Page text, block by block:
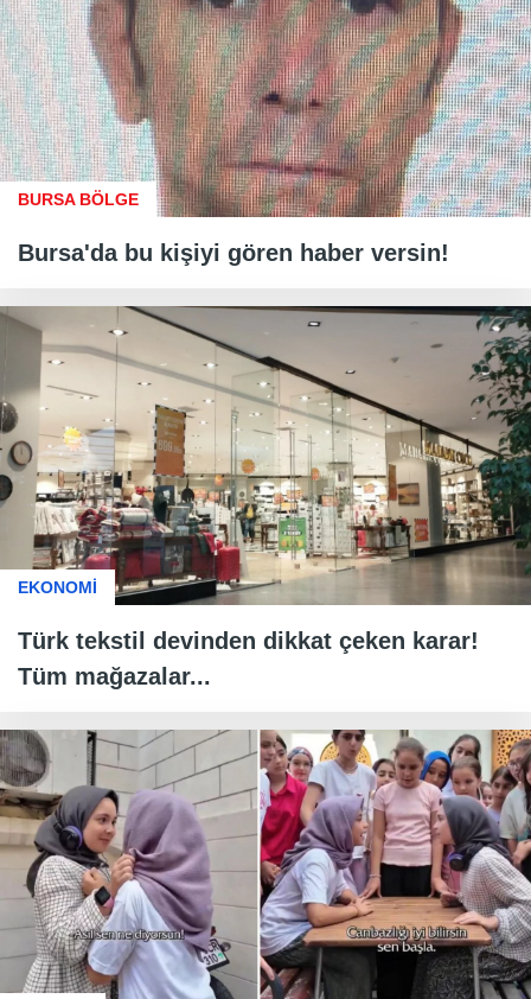
BURSA BÖLGE
Bursa'da bu kişiyi gören haber versin!
EKONOMİ
Türk tekstil devinden dikkat çeken karar!
Tüm mağazalar...